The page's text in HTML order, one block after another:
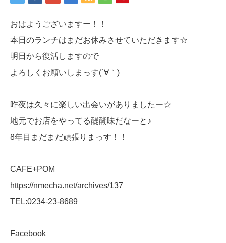
おはようございますー！！
本日のランチはまだお休みさせていただきます☆
明日から復活しますので
よろしくお願いしまっす(´∀｀)
昨夜は久々に楽しい出会いがありましたー☆
地元でお店をやってる醍醐味だなーと♪
8年目まだまだ頑張りまっす！！
CAFE+POM
https://nmecha.net/archives/137
TEL:0234-23-8689
Facebook